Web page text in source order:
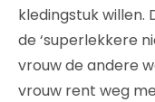
kledingstuk willen.
de ‘superlekkere
vrouw de andere
vrouw rent weg